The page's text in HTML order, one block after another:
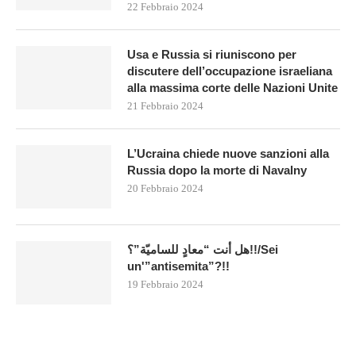
22 Febbraio 2024
Usa e Russia si riuniscono per
discutere dell’occupazione israeliana
alla massima corte delle Nazioni Unite
21 Febbraio 2024
L’Ucraina chiede nuove sanzioni alla
Russia dopo la morte di Navalny
20 Febbraio 2024
هل أنت “معادٍ للساميّة”؟!!/Sei
un'”antisemita”?!!
19 Febbraio 2024